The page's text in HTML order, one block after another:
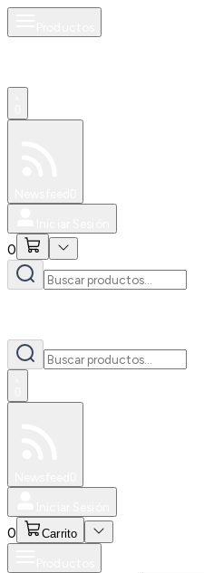
0
0 Carrito